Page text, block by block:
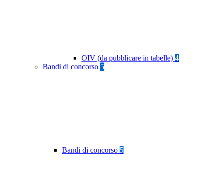
OIV (da pubblicare in tabelle) 4
Bandi di concorso 5
Bandi di concorso 5